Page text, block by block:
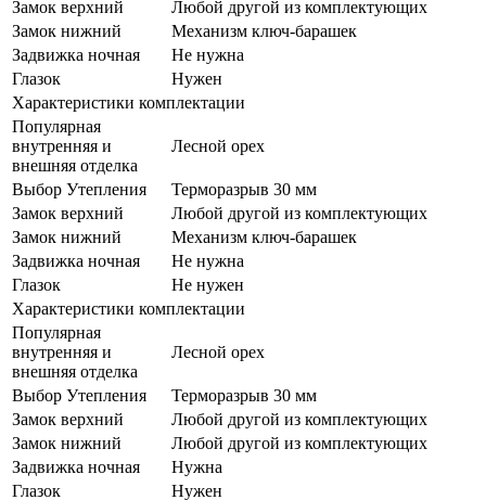
Замок верхний
Любой другой из комплектующих
Замок нижний
Механизм ключ-барашек
Задвижка ночная
Не нужна
Глазок
Нужен
Характеристики комплектации
Популярная
внутренняя и
внешняя отделка
Лесной орех
Выбор Утепления
Терморазрыв 30 мм
Замок верхний
Любой другой из комплектующих
Замок нижний
Механизм ключ-барашек
Задвижка ночная
Не нужна
Глазок
Не нужен
Характеристики комплектации
Популярная
внутренняя и
внешняя отделка
Лесной орех
Выбор Утепления
Терморазрыв 30 мм
Замок верхний
Любой другой из комплектующих
Замок нижний
Любой другой из комплектующих
Задвижка ночная
Нужна
Глазок
Нужен